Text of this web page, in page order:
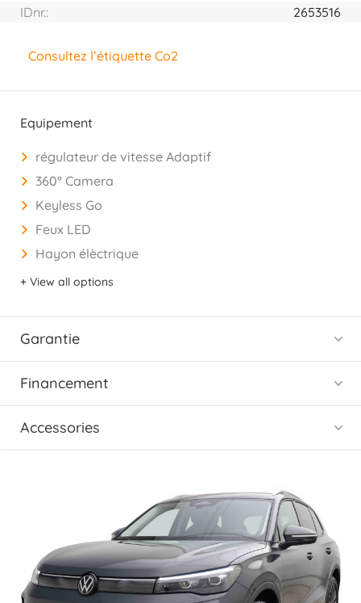
IDnr.:
2653516
Consultez l’étiquette Co2
Equipement
régulateur de vitesse Adaptif
360° Camera
Keyless Go
Feux LED
Hayon élèctrique
+ View all options
Garantie
Financement
Accessories